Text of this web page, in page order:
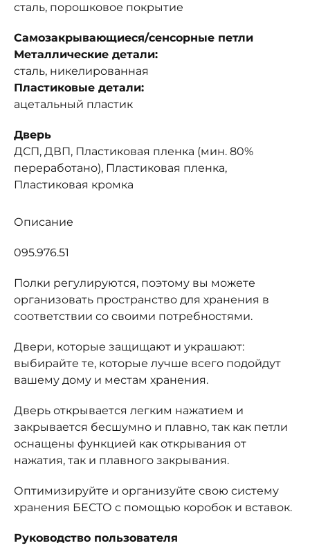
сталь, порошковое покрытие
Самозакрывающиеся/сенсорные петли
Металлические детали:
сталь, никелированная
Пластиковые детали:
ацетальный пластик
Дверь
ДСП, ДВП, Пластиковая пленка (мин. 80%
переработано), Пластиковая пленка,
Пластиковая кромка
Описание
095.976.51
Полки регулируются, поэтому вы можете
организовать пространство для хранения в
соответствии со своими потребностями.
Двери, которые защищают и украшают:
выбирайте те, которые лучше всего подойдут
вашему дому и местам хранения.
Дверь открывается легким нажатием и
закрывается бесшумно и плавно, так как петли
оснащены функцией как открывания от
нажатия, так и плавного закрывания.
Оптимизируйте и организуйте свою систему
хранения БЕСТО с помощью коробок и вставок.
Руководство пользователя